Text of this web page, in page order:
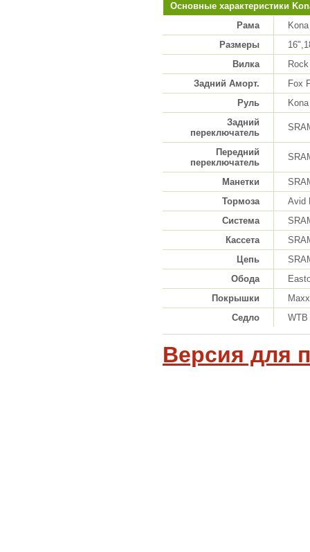
Основные характеристики
Рама
Размеры
Вилка
Задний Аморт.
Fox
Руль
Задний
переключатель
Передний
переключатель
Манетки
Тормоза
Avid
Система
Кассета
Цепь
Обода
Покрышки
Седло
WTB
Версия для